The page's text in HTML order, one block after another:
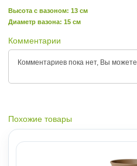
Высота c вазоном: 13 см
Диаметр вазона: 15 см
Комментарии
Комментариев пока нет, Вы можете
Похожие товары